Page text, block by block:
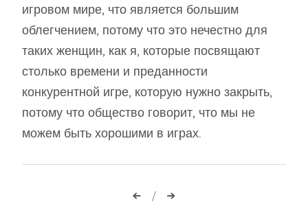
игровом мире, что является большим
облегчением, потому что это нечестно для
таких женщин, как я, которые посвящают
столько времени и преданности
конкурентной игре, которую нужно закрыть,
потому что общество говорит, что мы не
можем быть хорошими в играх.
Навигация